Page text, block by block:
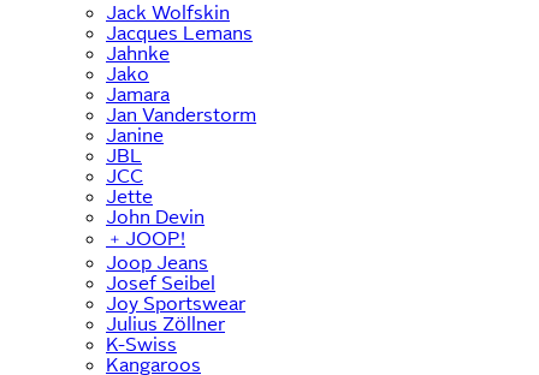
Jack Wolfskin
Jacques Lemans
Jahnke
Jako
Jamara
Jan Vanderstorm
Janine
JBL
JCC
Jette
John Devin
﹢ JOOP!
Joop Jeans
Josef Seibel
Joy Sportswear
Julius Zöllner
K-Swiss
Kangaroos